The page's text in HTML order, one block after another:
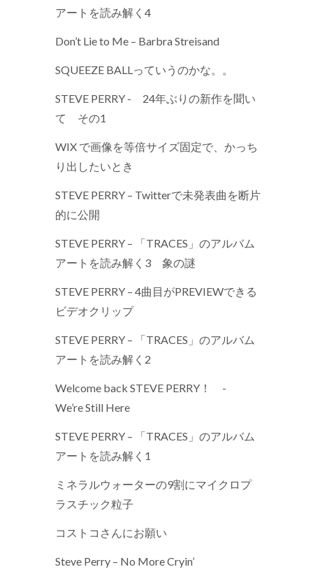
アートを読み解く4
Don’t Lie to Me – Barbra Streisand
SQUEEZE BALLっていうのかな。。
STEVE PERRY - 24年ぶりの新作を聞い
て その1
WIX で画像を等倍サイズ固定で、かっち
り出したいとき
STEVE PERRY – Twitterで未発表曲を断片
的に公開
STEVE PERRY – 「TRACES」のアルバム
アートを読み解く3 象の謎
STEVE PERRY – 4曲目がPREVIEWできる
ビデオクリップ
STEVE PERRY – 「TRACES」のアルバム
アートを読み解く2
Welcome back STEVE PERRY！ -
We’re Still Here
STEVE PERRY – 「TRACES」のアルバム
アートを読み解く1
ミネラルウォーターの9割にマイクロプ
ラスチック粒子
コストコさんにお願い
Steve Perry – No More Cryin’